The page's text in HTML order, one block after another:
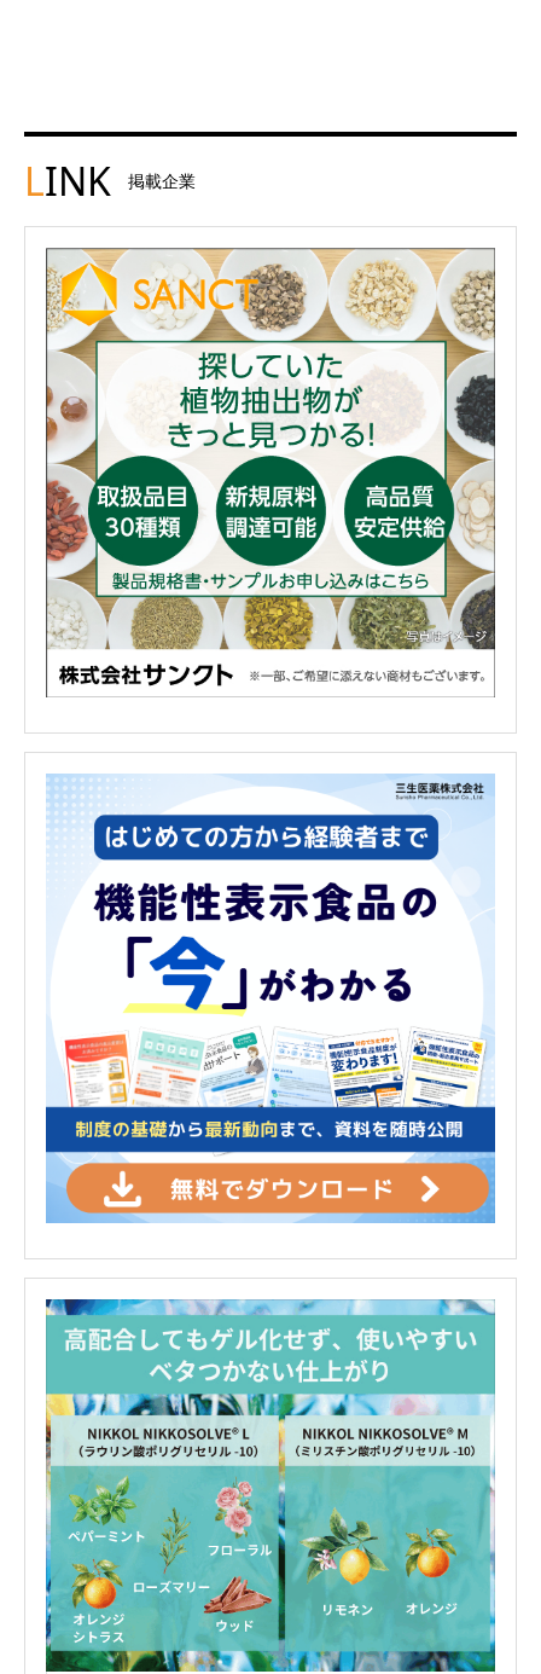
LINK 掲載企業